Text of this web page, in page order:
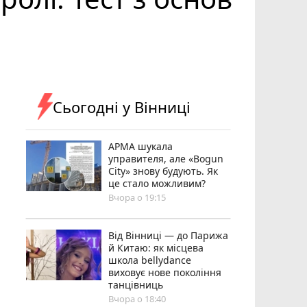
Сьогодні у Вінниці
АРМА шукала
управителя, але «Bogun
City» знову будують. Як
це стало можливим?
Вчора о 19:15
Від Вінниці — до Парижа
й Китаю: як місцева
школа bellydance
виховує нове покоління
танцівниць
Вчора о 18:40